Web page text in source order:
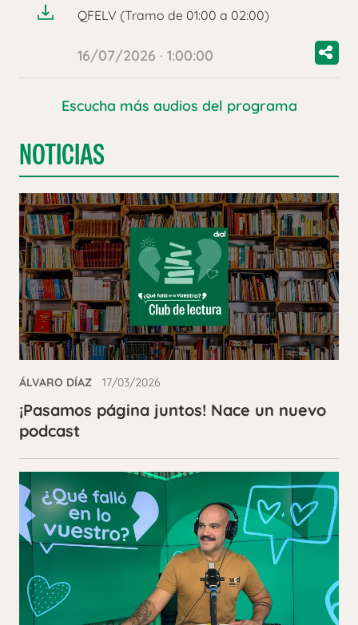
QFELV (Tramo de 01:00 a 02:00)
16/07/2026 · 1:00:00
Escucha más audios del programa
NOTICIAS
ÁLVARO DÍAZ 17/03/2026
¡Pasamos página juntos! Nace un nuevo
podcast